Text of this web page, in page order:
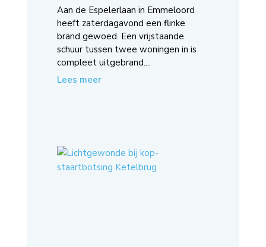
Aan de Espelerlaan in Emmeloord
heeft zaterdagavond een flinke
brand gewoed. Een vrijstaande
schuur tussen twee woningen in is
compleet uitgebrand....
Lees meer